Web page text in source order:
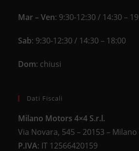
Mar – Ven: 9:30-12:30 / 14:30 –
Sab: 9:30-12:30 / 14:30 – 18:00
Dom: chiusi
Dati Fiscali
Milano Motors 4×4 S.r.l.
Via Novara, 545 – 20153 – Milano
P.IVA: IT 12566420159